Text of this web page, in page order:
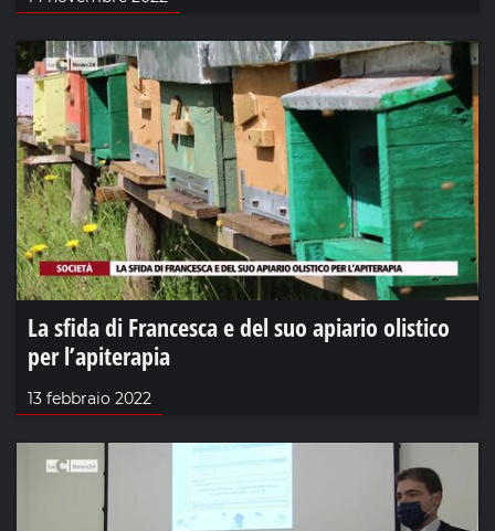
La sfida di Francesca e del suo apiario olistico
per l’apiterapia
13 febbraio 2022